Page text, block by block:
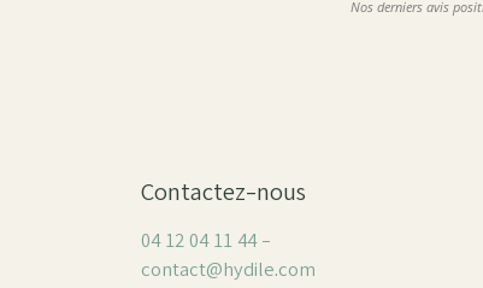
Contactez-nous
04 12 04 11 44 -
contact@hydile.com